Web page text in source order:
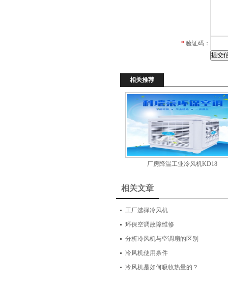
* 验证码：
相关推荐
厂房降温工业冷风机KD18
相关文章
工厂选择冷风机
环保空调故障维修
分析冷风机与空调扇的区别
冷风机使用条件
冷风机是如何吸收热量的？